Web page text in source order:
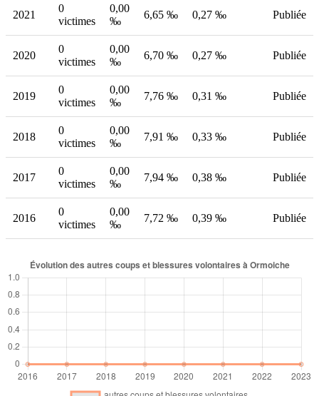
2021
0
victimes
0,00
‰
6,65 ‰ 0,27 ‰ Publiée
2020
0
victimes
0,00
‰
6,70 ‰ 0,27 ‰ Publiée
2019
0
victimes
0,00
‰
7,76 ‰ 0,31 ‰ Publiée
2018
0
victimes
0,00
‰
7,91 ‰ 0,33 ‰ Publiée
2017
0
victimes
0,00
‰
7,94 ‰ 0,38 ‰ Publiée
2016
0
victimes
0,00
‰
7,72 ‰ 0,39 ‰ Publiée